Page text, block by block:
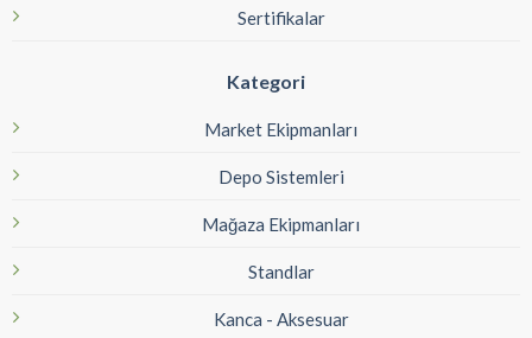
Sertifikalar
Kategori
Market Ekipmanları
Depo Sistemleri
Mağaza Ekipmanları
Standlar
Kanca - Aksesuar